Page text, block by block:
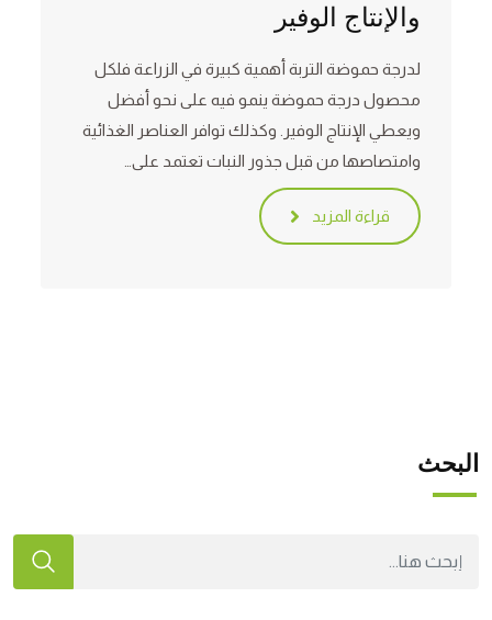
والإنتاج الوفير
لدرجة حموضة التربة أهمية كبيرة في الزراعة فلكل
محصول درجة حموضة ينمو فيه على نحو أفضل
ويعطي الإنتاج الوفير. وكذلك توافر العناصر الغذائية
وامتصاصها من قبل جذور النبات تعتمد على…
قراءة المزيد
البحث